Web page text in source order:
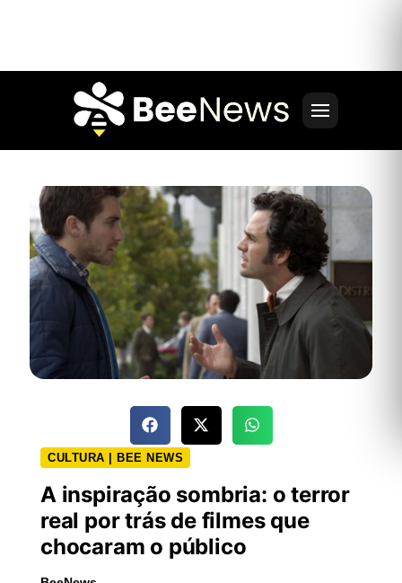
CULTURA | BEE NEWS
A inspiração sombria: o terror
real por trás de filmes que
chocaram o público